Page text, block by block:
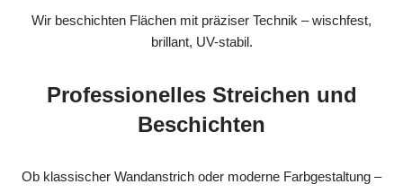
Wir beschichten Flächen mit präziser Technik – wischfest,
brillant, UV-stabil.
Professionelles Streichen und
Beschichten
Ob klassischer Wandanstrich oder moderne Farbgestaltung –